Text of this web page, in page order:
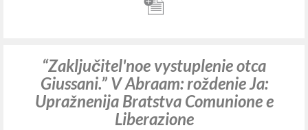
“Zaključitel'noe vystuplenie otca
Giussani.” V Abraam: roždenie Ja:
Upražnenija Bratstva Comunione e
Liberazione